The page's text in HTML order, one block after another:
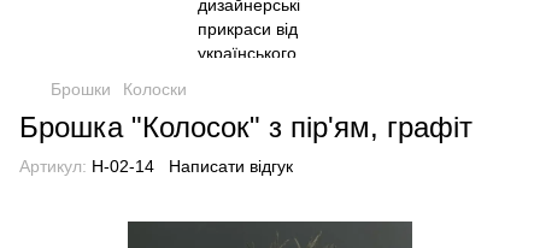
Брошки Колоски
Брошка "Колосок" з пір'ям, графіт
Артикул: H-02-14 Написати відгук